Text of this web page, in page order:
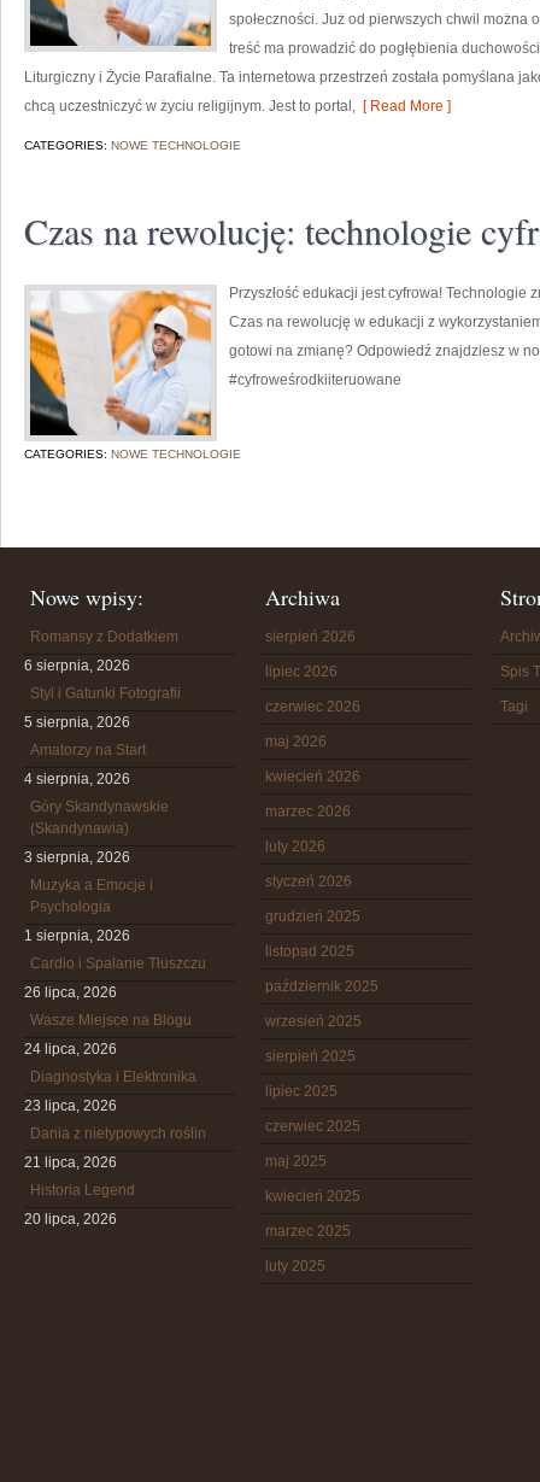
społeczności. Już od pierwszych chwil można
treść ma prowadzić do pogłębienia
Liturgiczny i Życie Parafialne. Ta internetowa przestrzeń została pomyślana
chcą uczestniczyć w życiu religijnym. Jest to portal, [ Read More ]
CATEGORIES: NOWE TECHNOLOGIE
Czas na rewolucję: technologie
Przyszłość edukacji jest cyfrowa! Technologie
Czas na rewolucję w edukacji z
gotowi na zmianę? Odpowiedź znajdziesz w
#cyfroweśrodkiiteruowane
CATEGORIES: NOWE TECHNOLOGIE
Nowe wpisy:
Romansy z Dodatkiem
6 sierpnia, 2026
Styl i Gatunki Fotografii
5 sierpnia, 2026
Amatorzy na Start
4 sierpnia, 2026
Góry Skandynawskie
(Skandynawia)
3 sierpnia, 2026
Muzyka a Emocje i
Psychologia
1 sierpnia, 2026
Cardio i Spalanie Tłuszczu
26 lipca, 2026
Wasze Miejsce na Blogu
24 lipca, 2026
Diagnostyka i Elektronika
23 lipca, 2026
Dania z nietypowych roślin
21 lipca, 2026
Historia Legend
20 lipca, 2026
Archiwa
sierpień 2026
lipiec 2026
czerwiec 2026
maj 2026
kwiecień 2026
marzec 2026
luty 2026
styczeń 2026
grudzień 2025
listopad 2025
październik 2025
wrzesień 2025
sierpień 2025
lipiec 2025
czerwiec 2025
maj 2025
kwiecień 2025
marzec 2025
luty 2025
Spis
Tagi